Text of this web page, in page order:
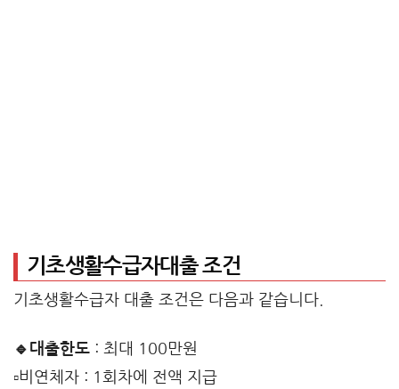
기초생활수급자대출 조건
기초생활수급자 대출 조건은 다음과 같습니다.
🔹대출한도 : 최대 100만원
▫️비연체자 : 1회차에 전액 지급